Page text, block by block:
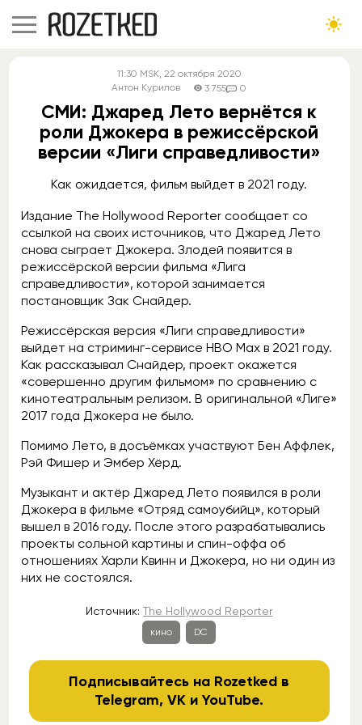
11:30 MSK, 22 октября 2020
Антон Курилов
3 755 0
СМИ: Джаред Лето вернётся к
роли Джокера в режиссёрской
версии «Лиги справедливости»
Как ожидается, фильм выйдет в 2021 году.
Издание The Hollywood Reporter сообщает со
ссылкой на своих источников, что Джаред Лето
снова сыграет Джокера. Злодей появится в
режиссёрской версии фильма «Лига
справедливости», которой занимается
постановщик Зак Снайдер.
Режиссёрская версия «Лиги справедливости»
выйдет на стриминг-сервисе HBO Max в 2021 году.
Как рассказывал Снайдер, проект окажется
«совершенно другим фильмом» по сравнению с
кинотеатральным релизом. В оригинальной «Лиге»
2017 года Джокера не было.
Помимо Лето, в досъёмках участвуют Бен Аффлек,
Рэй Фишер и Эмбер Хёрд.
Музыкант и актёр Джаред Лето появился в роли
Джокера в фильме «Отряд самоубийц», который
вышел в 2016 году. После этого разрабатывались
проекты сольной картины и спин-оффа об
отношениях Харли Квинн и Джокера, но ни один из
них не состоялся.
Источник:The Hollywood Reporter
кино DC
Подписывайтесь на Rozetked в
Telegram,VK иYouTube.